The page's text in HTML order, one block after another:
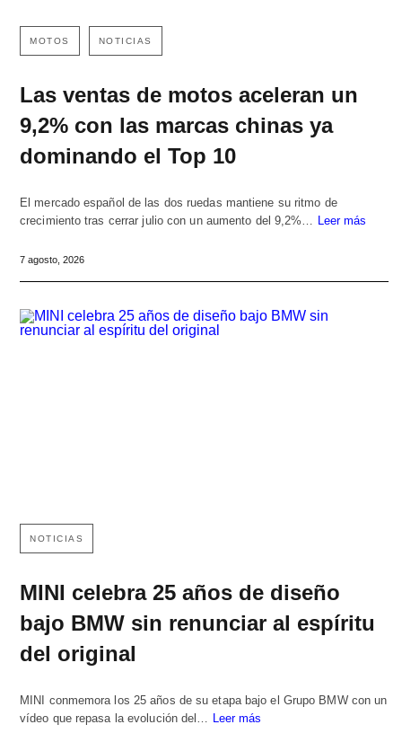
MOTOS NOTICIAS
Las ventas de motos aceleran un
9,2% con las marcas chinas ya
dominando el Top 10
El mercado español de las dos ruedas mantiene su ritmo de
crecimiento tras cerrar julio con un aumento del 9,2%… Leer más
7 agosto, 2026
NOTICIAS
MINI celebra 25 años de diseño
bajo BMW sin renunciar al espíritu
del original
MINI conmemora los 25 años de su etapa bajo el Grupo BMW con un
vídeo que repasa la evolución del… Leer más